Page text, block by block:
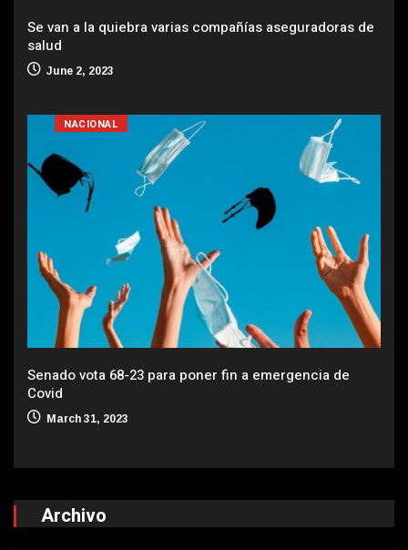
Se van a la quiebra varias compañías aseguradoras de
salud
June 2, 2023
NACIONAL
Senado vota 68-23 para poner fin a emergencia de
Covid
March 31, 2023
Archivo